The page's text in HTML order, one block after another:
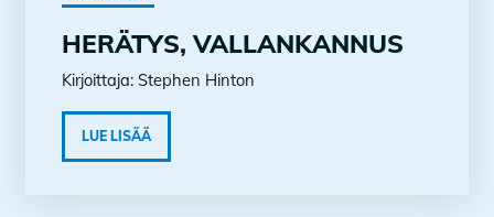
HERÄTYS, VALLANKANNUS
Kirjoittaja: Stephen Hinton
LUE LISÄÄ